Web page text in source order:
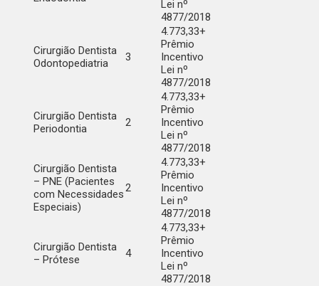
Lei nº
4877/2018
Cirurgião Dentista
Odontopediatria
3
4.773,33+
Prêmio
Incentivo
Lei nº
4877/2018
Cirurgião Dentista
Periodontia
2
4.773,33+
Prêmio
Incentivo
Lei nº
4877/2018
Cirurgião Dentista
– PNE (Pacientes
com Necessidades
Especiais)
2
4.773,33+
Prêmio
Incentivo
Lei nº
4877/2018
Cirurgião Dentista
– Prótese
4
4.773,33+
Prêmio
Incentivo
Lei nº
4877/2018